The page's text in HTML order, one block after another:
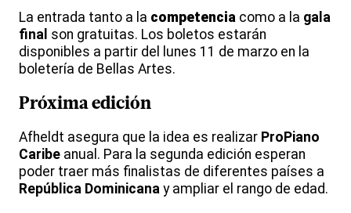
La entrada tanto a la competencia como a la gala
final son gratuitas. Los boletos estarán
disponibles a partir del lunes 11 de marzo en la
boletería de Bellas Artes.
Próxima edición
Afheldt asegura que la idea es realizar ProPiano
Caribe anual. Para la segunda edición esperan
poder traer más finalistas de diferentes países a
República Dominicana y ampliar el rango de edad.